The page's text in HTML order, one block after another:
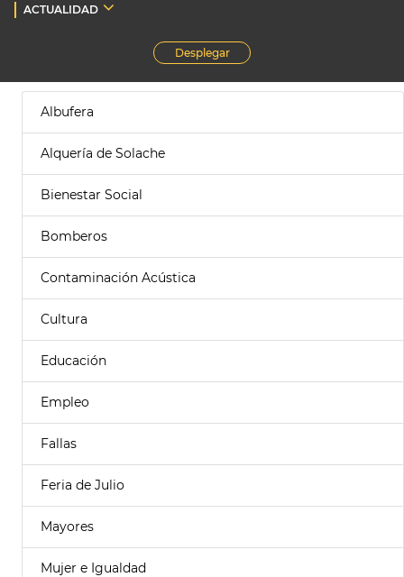
ACTUALIDAD
Desplegar
Albufera
Alquería de Solache
Bienestar Social
Bomberos
Contaminación Acústica
Cultura
Educación
Empleo
Fallas
Feria de Julio
Mayores
Mujer e Igualdad